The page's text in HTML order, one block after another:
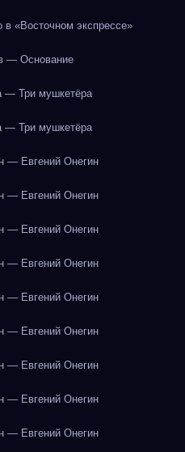
«Восточном экспрессе»
— Основание
— Три мушкетёра
— Три мушкетёра
— Евгений Онегин
— Евгений Онегин
— Евгений Онегин
— Евгений Онегин
— Евгений Онегин
— Евгений Онегин
— Евгений Онегин
— Евгений Онегин
— Евгений Онегин